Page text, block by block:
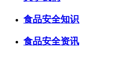
食品安全知识
食品安全资讯